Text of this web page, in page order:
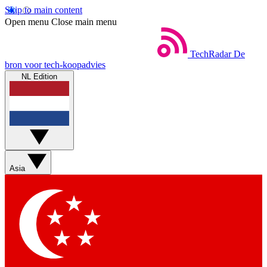
Skip to main content
Open menu Close main menu
TechRadar De
bron voor tech-koopadvies
NL Edition
Asia